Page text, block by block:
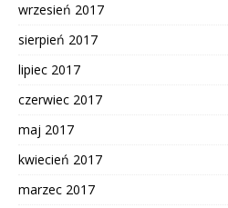
wrzesień 2017
sierpień 2017
lipiec 2017
czerwiec 2017
maj 2017
kwiecień 2017
marzec 2017